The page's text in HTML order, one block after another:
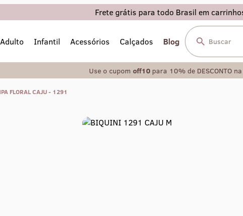
Frete grátis para todo Brasil em
Adulto Infantil Acessórios Calçados Blog
Use o cupom off10 para 10% de DESCONTO
FLORAL CAJU - 1291